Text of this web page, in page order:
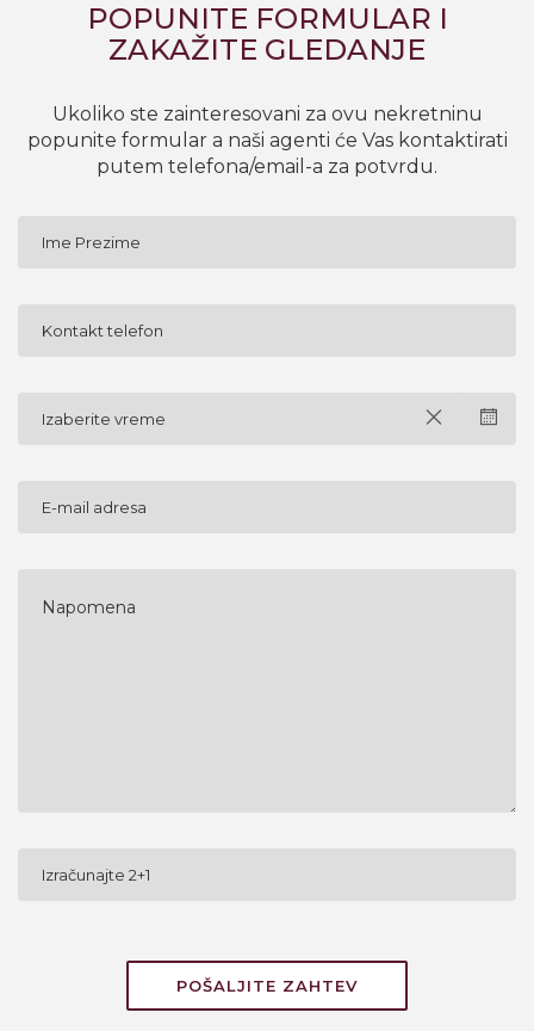
POPUNITE FORMULAR I
ZAKAŽITE GLEDANJE
Ukoliko ste zainteresovani za ovu nekretninu
popunite formular a naši agenti će Vas kontaktirati
putem telefona/email-a za potvrdu.